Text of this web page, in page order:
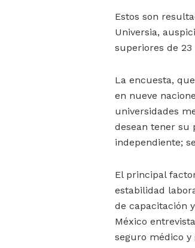
Estos son
Universia,
superiores de
La encuesta,
en nueve
universidades
desean tener su
independiente;
El principal
estabilidad
de capacitación
México
seguro médico y